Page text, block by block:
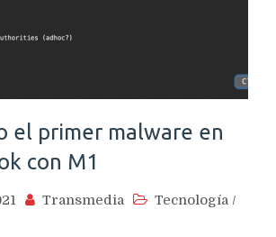
el primer malware en
con M1
Transmedia Tecnología /